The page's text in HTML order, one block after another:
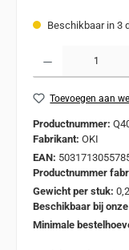
Beschikbaar in 3
Toevoegen aan
Productnummer:
Fabrikant: OKI
EAN:
Productnummer
Gewicht per stuk:
Beschikbaar bij
Minimale